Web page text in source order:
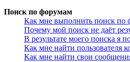
Поиск по форумам
Как мне выполнить поиск по
Почему мой поиск не даёт
В результате моего поиска я
Как мне найти пользователя
Как мне найти свои